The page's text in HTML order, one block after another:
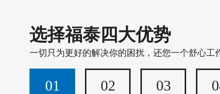
选择福泰四大优势
一切只为更好的解决你的困扰，还您一个舒心工
01 02 03